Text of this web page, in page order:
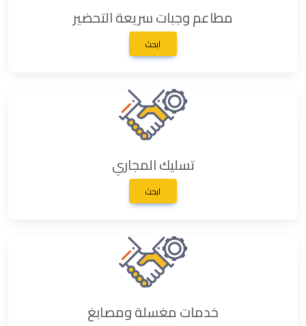
مطاعم وجبات سريعة التحضير
ابحث
تسليك المجاري
ابحث
خدمات مغسلة ومصابغ